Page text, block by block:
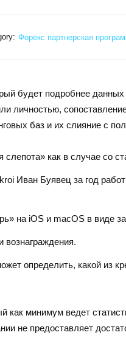
Форекс партнерская
будет подробнее данных
личностью,
баз и их слияние с
как в случае со
Иван Буявец за год
на iOS и macOS в виде
вознаграждения.
определить, какой из
как минимум ведет
не предоставляет